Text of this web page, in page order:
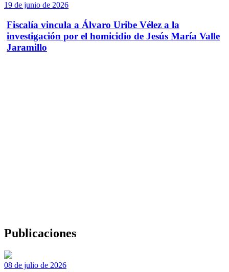
19 de junio de 2026
Fiscalía vincula a Álvaro Uribe Vélez a la
investigación por el homicidio de Jesús María Valle
Jaramillo
Publicaciones
08 de julio de 2026